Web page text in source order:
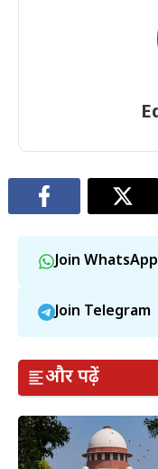
Join WhatsApp
Join Telegram
और पढ़ें